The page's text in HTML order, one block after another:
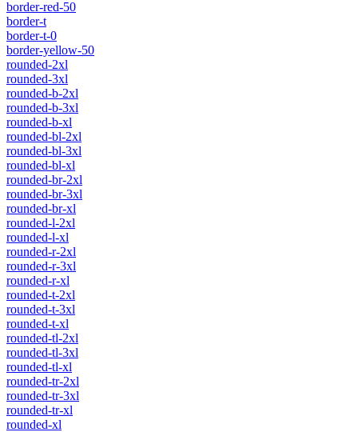
border-red-50
border-t
border-t-0
border-yellow-50
rounded-2xl
rounded-3xl
rounded-b-2xl
rounded-b-3xl
rounded-b-xl
rounded-bl-2xl
rounded-bl-3xl
rounded-bl-xl
rounded-br-2xl
rounded-br-3xl
rounded-br-xl
rounded-l-2xl
rounded-l-xl
rounded-r-2xl
rounded-r-3xl
rounded-r-xl
rounded-t-2xl
rounded-t-3xl
rounded-t-xl
rounded-tl-2xl
rounded-tl-3xl
rounded-tl-xl
rounded-tr-2xl
rounded-tr-3xl
rounded-tr-xl
rounded-xl